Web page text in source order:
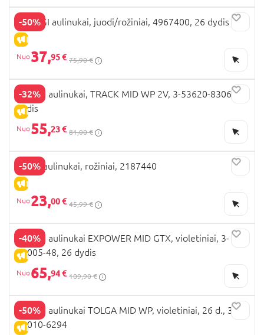
-50%
IŠPARDAVIMAS
PRIMIGI aulinukai, juodi/rožiniai, 4967400, 26 dydis
37,95 € 75,90 €
-32%
IŠPARDAVIMAS
VIKING aulinukai, TRACK MID WP 2V, 3-53620-8306, 31
dydis
55,23 € 81,00 €
-50%
IŠPARDAVIMAS
BEPPI aulinukai, rožiniai, 2187440
23,00 € 45,99 €
-40%
IŠPARDAVIMAS
VIKING aulinukai EXPOWER MID GTX, violetiniai, 3-
54005-48, 26 dydis
65,94 € 109,90 €
-50%
IŠPARDAVIMAS
VIKING aulinukai TOLGA MID WP, violetiniai, 26 d., 3-
48010-6294